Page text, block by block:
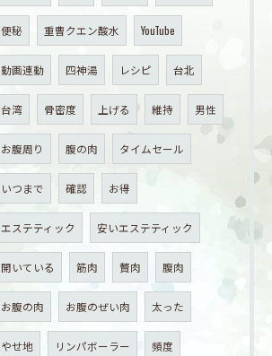
便秘 重曹クエン酸水 YouTube
動画連動 四神湯 レシピ 台北
台湾 骨密度 上げる 維持 男性
お腹周り 腹の肉 タイムセール
いつまで 確認 お得
エステティック 安いエステティック
開いている 筋肉 贅肉 腹肉
お腹の肉 お腹のぜい肉 太った
やせ地 リンパボーラー 頻度